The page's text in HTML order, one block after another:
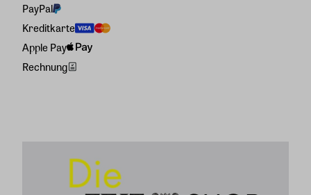
PayPal
Kreditkarte
Apple Pay
Rechnung